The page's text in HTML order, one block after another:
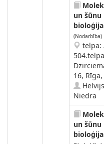
un šūnu
bioloģija
(Nodarbība)
telpa:
16,
Helvijs
Niedra
un šūnu
bioloģija